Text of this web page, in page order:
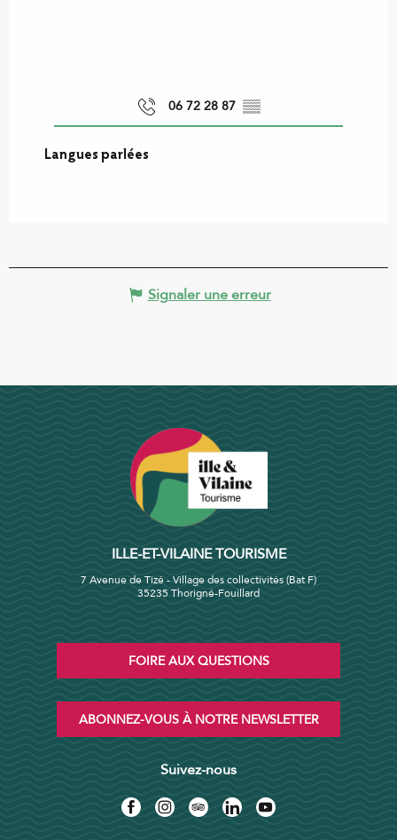
06 72 28 87 ▒▒
Langues parlées
Langues parlées
Signaler une erreur
ILLE-ET-VILAINE TOURISME
7 Avenue de Tizé - Village des collectivités (Bat F)
35235 Thorigné-Fouillard
FOIRE AUX QUESTIONS
ABONNEZ-VOUS À NOTRE NEWSLETTER
Suivez-nous